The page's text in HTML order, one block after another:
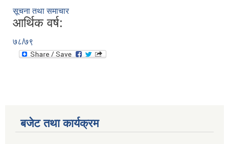
सूचना तथा समाचार
आर्थिक वर्ष:
७८/७९
बजेट तथा कार्यक्रम